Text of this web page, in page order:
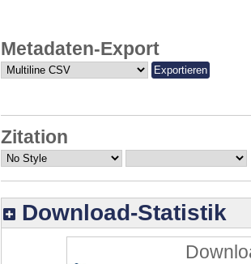
Metadaten-Export
Zitation
Download-Statistik